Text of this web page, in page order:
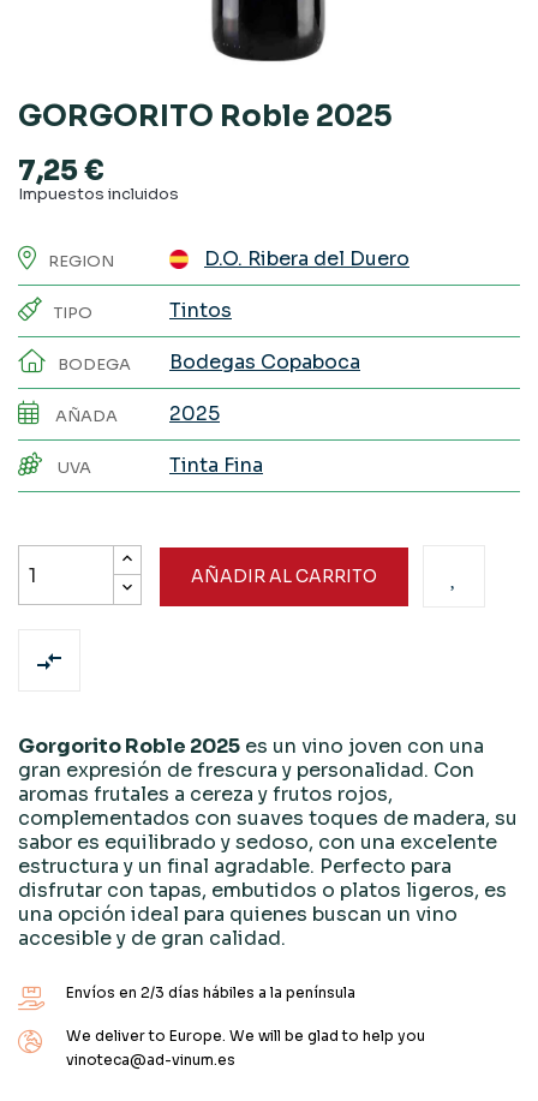
GORGORITO Roble 2025
7,25 €
Impuestos incluidos
REGION D.O. Ribera del Duero
TIPO Tintos
BODEGA Bodegas Copaboca
AÑADA 2025
UVA Tinta Fina
AÑADIR AL CARRITO

Gorgorito Roble 2025 es un vino joven con una
gran expresión de frescura y personalidad. Con
aromas frutales a cereza y frutos rojos,
complementados con suaves toques de madera, su
sabor es equilibrado y sedoso, con una excelente
estructura y un final agradable. Perfecto para
disfrutar con tapas, embutidos o platos ligeros, es
una opción ideal para quienes buscan un vino
accesible y de gran calidad.
Envíos en 2/3 días hábiles a la península
We deliver to Europe. We will be glad to help you
vinoteca@ad-vinum.es